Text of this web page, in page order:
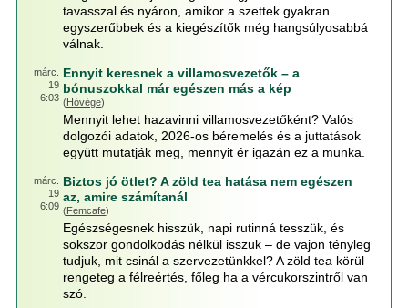
tavasszal és nyáron, amikor a szettek gyakran
egyszerűbbek és a kiegészítők még hangsúlyosabbá
válnak.
márc.
19
6:03
Ennyit keresnek a villamosvezetők – a
bónuszokkal már egészen más a kép
(Hóvége)
Mennyit lehet hazavinni villamosvezetőként? Valós
dolgozói adatok, 2026-os béremelés és a juttatások
együtt mutatják meg, mennyit ér igazán ez a munka.
márc.
19
6:09
Biztos jó ötlet? A zöld tea hatása nem egészen
az, amire számítanál
(Femcafe)
Egészségesnek hisszük, napi rutinná tesszük, és
sokszor gondolkodás nélkül isszuk – de vajon tényleg
tudjuk, mit csinál a szervezetünkkel? A zöld tea körül
rengeteg a félreértés, főleg ha a vércukorszintről van
szó.